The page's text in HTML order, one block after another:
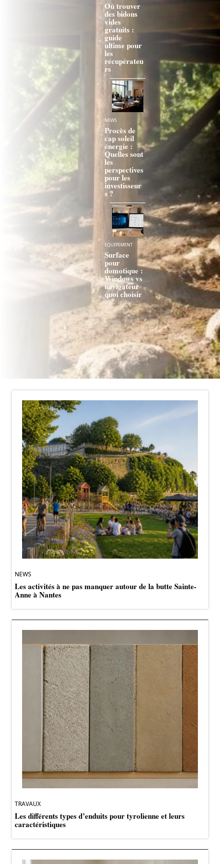
Où trouver
des bidons
vides
gratuits :
guide
ultime pour
les
récupérateu
rs
NEWS
Procès de
cap soleil
énergie :
Quelles sont
les
perspectives
pour les
investisseur
s ?
EQUIPEMENT
Surface
pour
domotique :
Windows vs
navigateur
quoi choisir
NEWS
Les activités à ne pas manquer autour de la butte Sainte-
Anne à Nantes
TRAVAUX
Les différents types d’enduits pour tyrolienne et leurs
caractéristiques